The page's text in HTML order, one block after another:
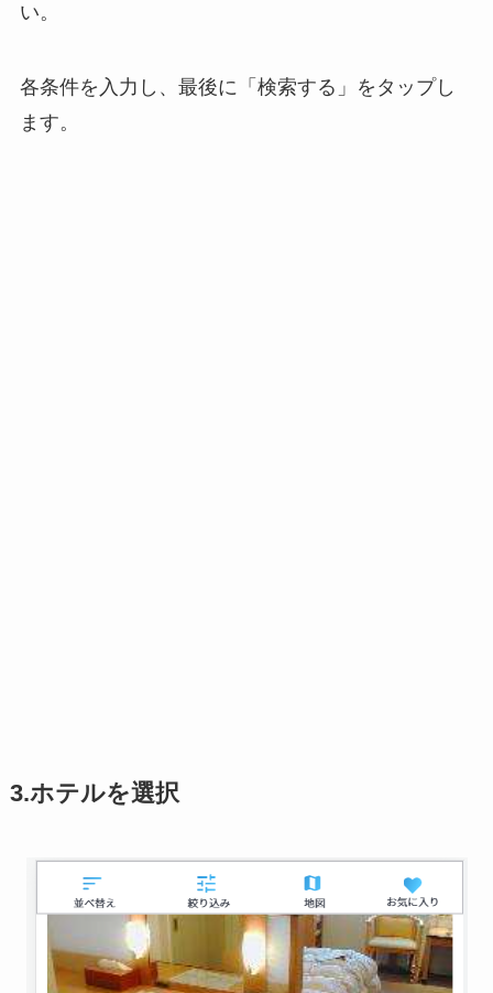
い。
各条件を入力し、最後に「検索する」をタップし
ます。
3.ホテルを選択